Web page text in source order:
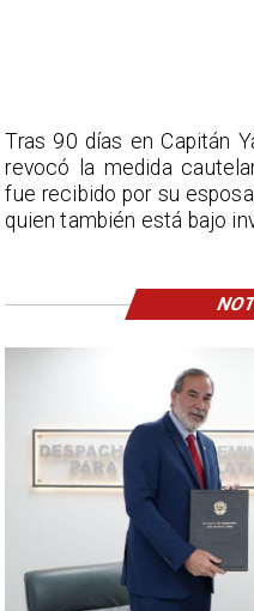
Tras 90 días en Capitán
revocó la medida
fue recibido por su
quien también está bajo